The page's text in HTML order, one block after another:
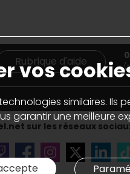
Rubrique d'aide
sur les réseaux
vos
similaires.
garantir une meilleure